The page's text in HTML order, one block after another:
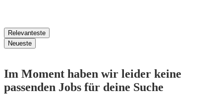
Relevanteste
Neueste
Im Moment haben wir leider keine
passenden Jobs für deine Suche